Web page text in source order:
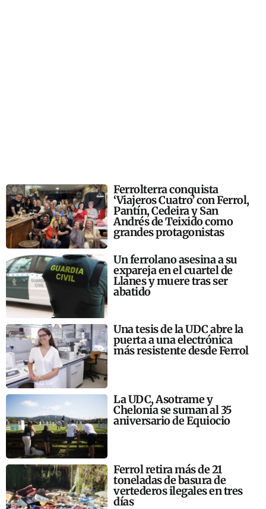
Ferrolterra conquista
‘Viajeros Cuatro’ con Ferrol,
Pantín, Cedeira y San
Andrés de Teixido como
grandes protagonistas
Un ferrolano asesina a su
expareja en el cuartel de
Llanes y muere tras ser
abatido
Una tesis de la UDC abre la
puerta a una electrónica
más resistente desde Ferrol
La UDC, Asotrame y
Chelonia se suman al 35
aniversario de Equiocio
Ferrol retira más de 21
toneladas de basura de
vertederos ilegales en tres
días